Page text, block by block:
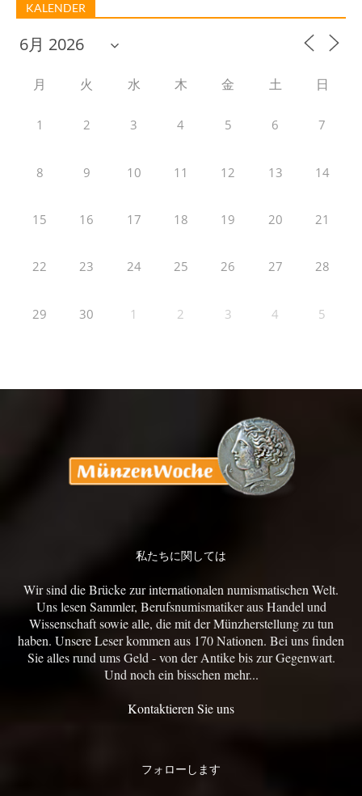
KALENDER
月 火 水 木 金 土 日
1 2 3 4 5 6 7
8 9 10 11 12 13 14
15 16 17 18 19 20 21
22 23 24 25 26 27 28
29 30 1 2 3 4 5
私たちに関しては
Wir sind die Brücke zur internationalen numismatischen Welt.
Uns lesen Sammler, Berufsnumismatiker aus Handel und
Wissenschaft sowie alle, die mit der Münzherstellung zu tun
haben. Unsere Leser kommen aus 170 Nationen. Bei uns finden
Sie alles rund ums Geld - von der Antike bis zur Gegenwart.
Und noch ein bisschen mehr...
Kontaktieren Sie uns
フォローします